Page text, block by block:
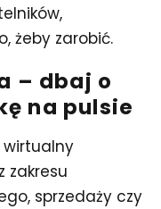
żeby zarobić.
– dbaj o
na pulsie
wirtualny
zakresu
sprzedaży czy